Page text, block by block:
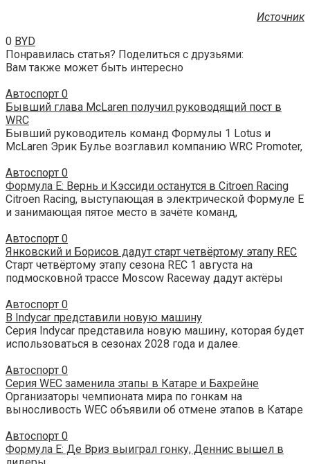
Источник
0 BYD
Понравилась статья? Поделиться с друзьями:
Вам также может быть интересно
Автоспорт 0
Бывший глава McLaren получил руководящий пост в
WRC
Бывший руководитель команд Формулы 1 Lotus и
McLaren Эрик Булье возглавил компанию WRC Promoter,
Автоспорт 0
Формула Е: Вернь и Кэссиди останутся в Citroen Racing
Citroen Racing, выступающая в электрической Формуле Е
и занимающая пятое место в зачёте команд,
Автоспорт 0
Янковский и Борисов дадут старт четвёртому этапу REC
Старт четвёртому этапу сезона REC 1 августа на
подмосковной трассе Moscow Raceway дадут актёры
Автоспорт 0
В Indycar представили новую машину
Серия Indycar представила новую машину, которая будет
использоваться в сезонах 2028 года и далее.
Автоспорт 0
Серия WEC заменила этапы в Катаре и Бахрейне
Организаторы чемпионата мира по гонкам на
выносливость WEC объявили об отмене этапов в Катаре
Автоспорт 0
Формула E: Де Вриз выиграл гонку, Деннис вышел в